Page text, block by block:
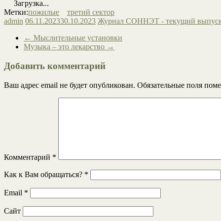
Загрузка...
Метки:пожилые
третий сектор
admin 06.11.202330.10.2023 Журнал СОННЭТ - текущий
← Мыслительные установки
Музыка – это лекарство →
Добавить комментарий
Ваш адрес email не будет опубликован. Обязательные поля
Комментарий *
Как к Вам обращаться? *
Email *
Сайт